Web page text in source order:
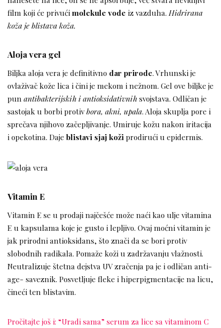
film koji će privućimolekule vode iz vazduha. Hidrirana
koža je blistava koža.
Aloja vera gel
Biljka aloja vera je definitivno dar prirode. Vrhunski je
ovlaživač kože lica i čini je mekom i nežnom. Gel ove biljke je
pun antibakterijskih i antioksidativnihsvojstava. Odličan je
sastojak u borbi protivbora, akni, upala. Aloja skuplja pore i
sprečava njihovo začepljivanje. Umiruje kožu nakon iritacija
i opekotina. Daje blistavi sjaj koži prodirući u epidermis.
Vitamin E
Vitamin E se u prodaji najčešće može naći kao ulje vitamina
E u kapsulama koje je gusto i lepljivo. Ovaj moćni vitamin je
jak prirodni antioksidans, što znači da se bori protiv
slobodnih radikala. Pomaže koži u zadržavanju vlažnosti.
Neutralizuje štetna dejstva UV zračenja pa je i odličan anti-
age- saveznik. Posvetljuje fleke i hiperpigmentacije na licu,
čineći ten blistavim.
Pročitajte još i: “Uradi sama” serum za lice sa vitaminom C